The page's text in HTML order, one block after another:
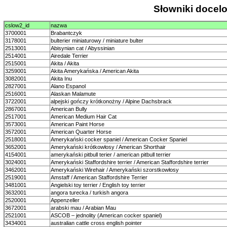
Słowniki
cslow2_id
nazwa
3700001
Brabantczyk
3178001
bulterier miniaturowy / miniature bulter
2513001
Abisynian cat / Abyssinian
2514001
Airedale Terrier
2515001
Akita / Akita
3259001
Akita Amerykańska / American Akita
3082001
Akita Inu
2827001
Alano Espanol
2516001
Alaskan Malamute
3722001
alpejski gończy krótkonożny / Alpine Dachsbrack
2867001
American Bully
2517001
American Medium Hair Cat
3573001
American Paint Horse
3572001
American Quarter Horse
2518001
Amerykański cocker spaniel / American Cocker Spaniel
3652001
Amerykański krótkowłosy / American Shorthair
4154001
amerykański pitbull terier / american pitbull terrier
3024001
Amerykański Staffordshire terrier / American Staffordshire terrier
3462001
Amerykański Wirehair / Amerykański szorstkowłosy
2519001
Amstaff / American Staffordshire Terrier
3481001
Angielski toy terrier / English toy terrier
3632001
angora turecka / turkish angora
2520001
Appenzeller
3672001
arabski mau / Arabian Mau
2521001
ASCOB – jednolity (American cocker spaniel)
3434001
australian cattle cross english pointer